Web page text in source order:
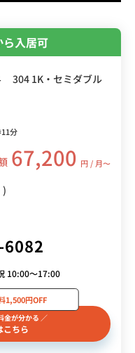
入居可
304 1K・セミダブル
分
67,200 円 / 月〜
)
10:00～17:00
金が分かる ／
こちら
1,500円OFF